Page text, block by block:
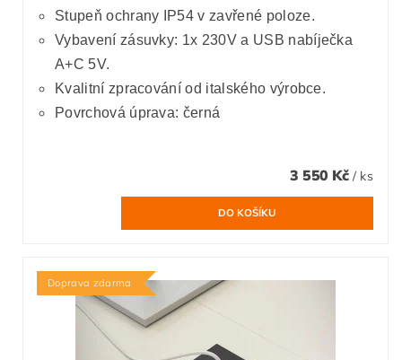
Stupeň ochrany IP54 v zavřené poloze.
Vybavení zásuvky: 1x 230V a USB nabíječka
A+C 5V.
Kvalitní zpracování od italského výrobce.
Povrchová úprava: černá
3 550 Kč / ks
Doprava zdarma